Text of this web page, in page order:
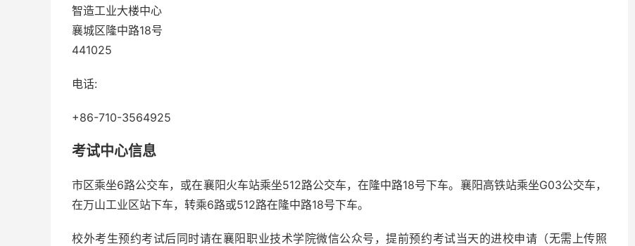
智造工业大楼中心
襄城区隆中路18号
441025
电话:
+86-710-3564925
考试中心信息
市区乘坐6路公交车，或在襄阳火车站乘坐512路公交车，在隆中路18号下车。襄阳高铁站乘坐G03公交车，
在万山工业区站下车，转乘6路或512路在隆中路18号下车。
校外考生预约考试后同时请在襄阳职业技术学院微信公众号，提前预约考试当天的进校申请（无需上传照